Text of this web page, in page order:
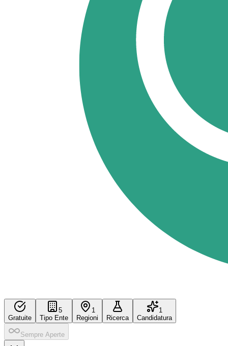
Gratuite
5
Tipo Ente
1
Regioni
Ricerca
1
Candidatura
Sempre Aperte